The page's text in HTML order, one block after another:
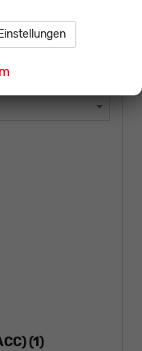
(1)
Einstellungen